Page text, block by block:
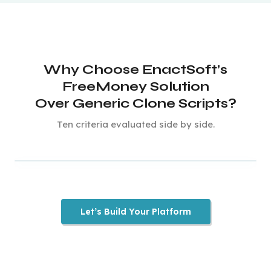
Why Choose EnactSoft’s
FreeMoney Solution
Over Generic Clone Scripts?
Ten criteria evaluated side by side.
Let’s Build Your Platform